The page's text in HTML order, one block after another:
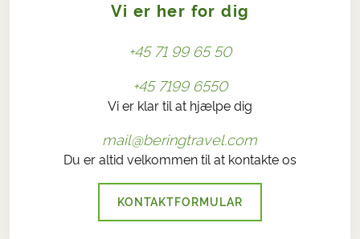
Vi er her for dig
+45 71 99 65 50
+45 7199 6550
Vi er klar til at hjælpe dig
mail@beringtravel.com
Du er altid velkommen til at kontakte os
KONTAKTFORMULAR